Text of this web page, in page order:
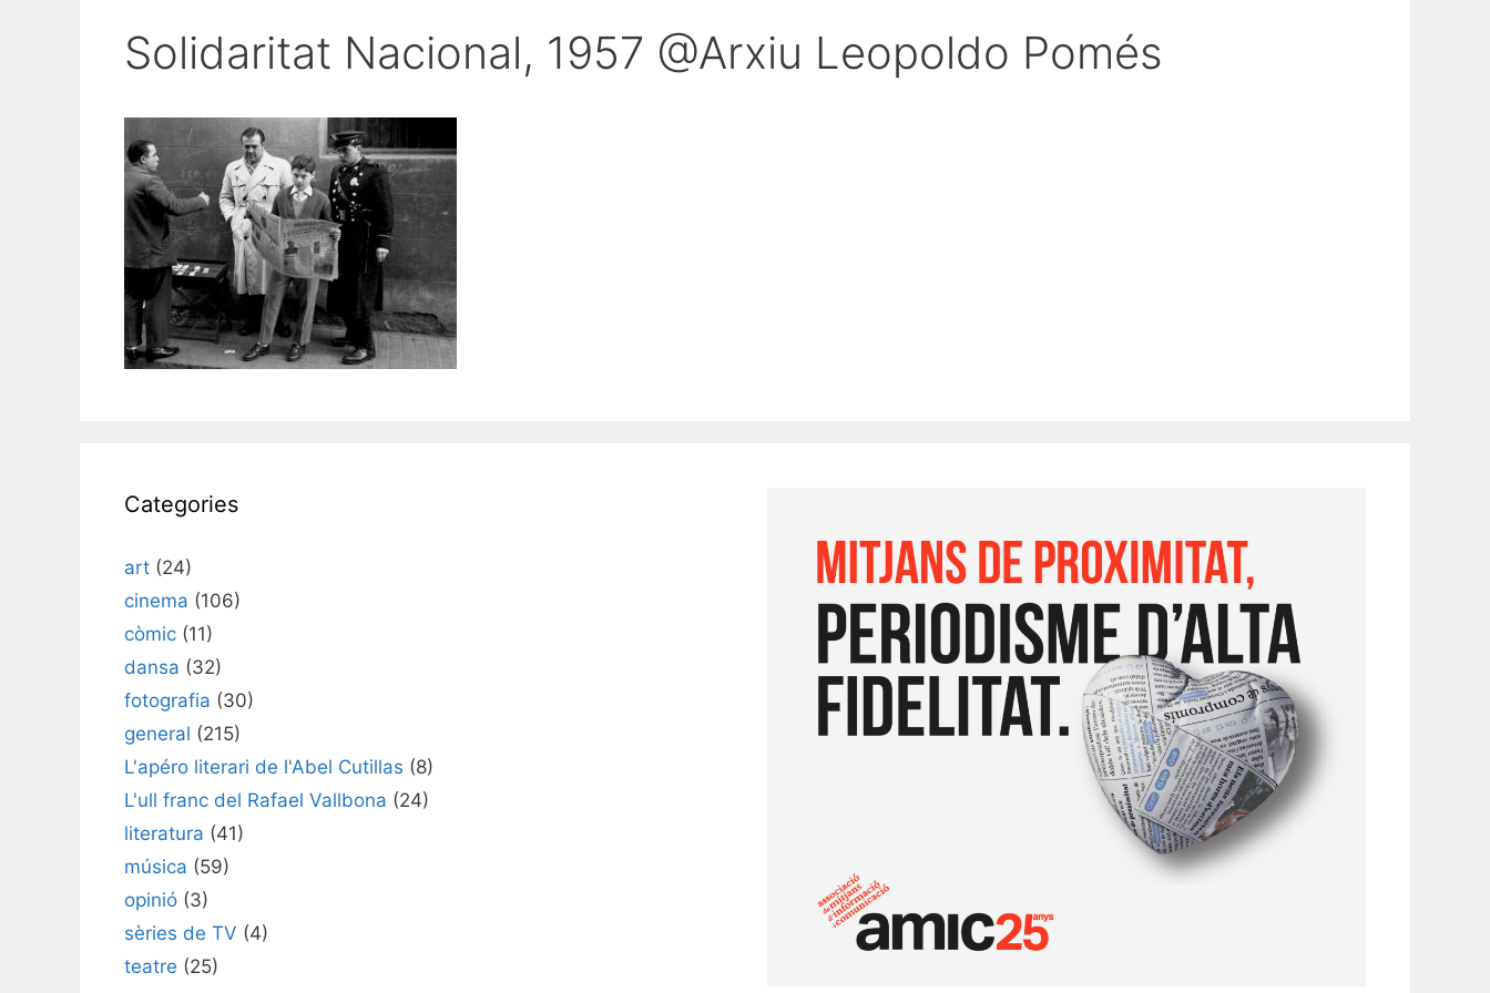
Solidaritat Nacional, 1957 @Arxiu Leopoldo Pomés
Categories
art (24)
cinema (106)
còmic (11)
dansa (32)
fotografia (30)
general (215)
L'apéro literari de l'Abel Cutillas (8)
L'ull franc del Rafael Vallbona (24)
literatura (41)
música (59)
opinió (3)
sèries de TV (4)
teatre (25)